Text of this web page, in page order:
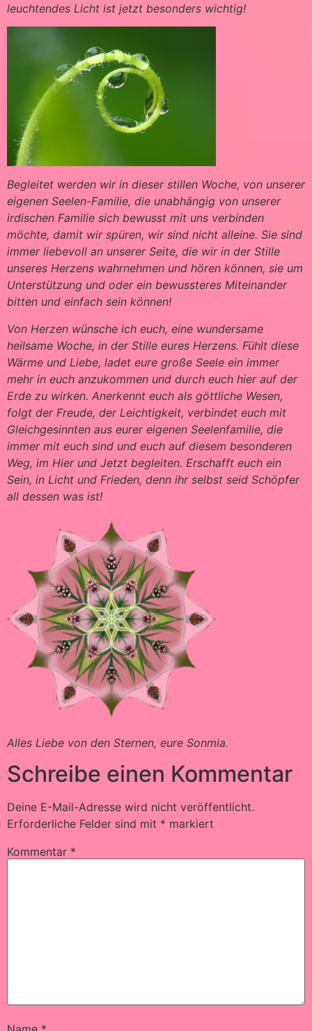
leuchtendes Licht ist jetzt besonders wichtig!
Begleitet werden wir in dieser stillen Woche, von unserer
eigenen Seelen-Familie, die unabhängig von unserer
irdischen Familie sich bewusst mit uns verbinden
möchte, damit wir spüren, wir sind nicht alleine. Sie sind
immer liebevoll an unserer Seite, die wir in der Stille
unseres Herzens wahrnehmen und hören können, sie um
Unterstützung und oder ein bewussteres Miteinander
bitten und einfach sein können!
Von Herzen wünsche ich euch, eine wundersame
heilsame Woche, in der Stille eures Herzens. Fühlt diese
Wärme und Liebe, ladet eure große Seele ein immer
mehr in euch anzukommen und durch euch hier auf der
Erde zu wirken. Anerkennt euch als göttliche Wesen,
folgt der Freude, der Leichtigkeit, verbindet euch mit
Gleichgesinnten aus eurer eigenen Seelenfamilie, die
immer mit euch sind und euch auf diesem besonderen
Weg, im Hier und Jetzt begleiten. Erschafft euch ein
Sein, in Licht und Frieden, denn ihr selbst seid Schöpfer
all dessen was ist!
Alles Liebe von den Sternen, eure Sonmia.
Schreibe einen Kommentar
Deine E-Mail-Adresse wird nicht veröffentlicht.
Erforderliche Felder sind mit * markiert
Kommentar *